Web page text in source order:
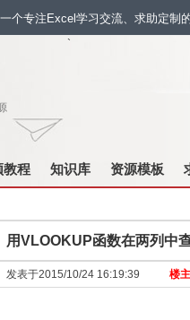
一个专注Excel学习交流、求助定制
`
教程 知识库 资源模板
用VLOOKUP函数在两列中
发表于2015/10/24 16:19:39 楼主